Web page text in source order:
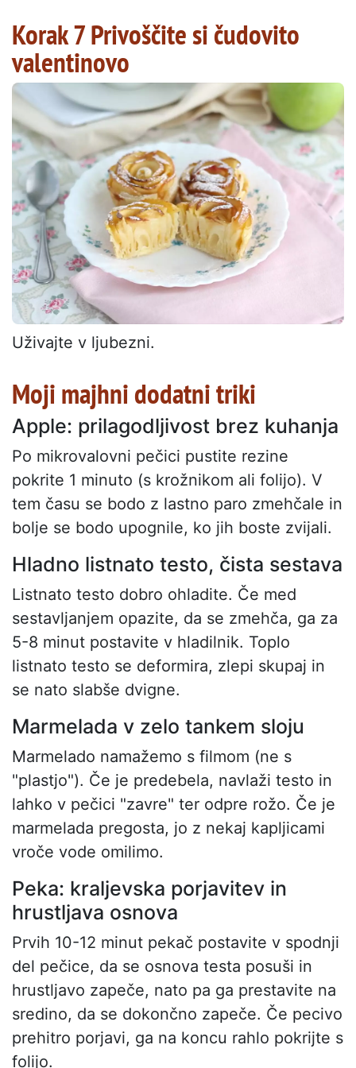
Korak 7 Privoščite si čudovito
valentinovo
Uživajte v ljubezni.
Moji majhni dodatni triki
Apple: prilagodljivost brez kuhanja
Po mikrovalovni pečici pustite rezine
pokrite 1 minuto (s krožnikom ali folijo). V
tem času se bodo z lastno paro zmehčale in
bolje se bodo upognile, ko jih boste zvijali.
Hladno listnato testo, čista sestava
Listnato testo dobro ohladite. Če med
sestavljanjem opazite, da se zmehča, ga za
5-8 minut postavite v hladilnik. Toplo
listnato testo se deformira, zlepi skupaj in
se nato slabše dvigne.
Marmelada v zelo tankem sloju
Marmelado namažemo s filmom (ne s
"plastjo"). Če je predebela, navlaži testo in
lahko v pečici "zavre" ter odpre rožo. Če je
marmelada pregosta, jo z nekaj kapljicami
vroče vode omilimo.
Peka: kraljevska porjavitev in
hrustljava osnova
Prvih 10-12 minut pekač postavite v spodnji
del pečice, da se osnova testa posuši in
hrustljavo zapeče, nato pa ga prestavite na
sredino, da se dokončno zapeče. Če pecivo
prehitro porjavi, ga na koncu rahlo pokrijte s
folijo.